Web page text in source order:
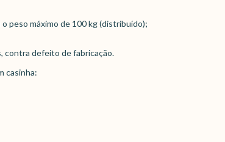
peso máximo de 100 kg (distribuído);
contra defeito de fabricação.
casinha: